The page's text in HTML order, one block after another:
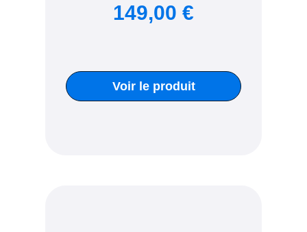
149,00 €
Voir le produit